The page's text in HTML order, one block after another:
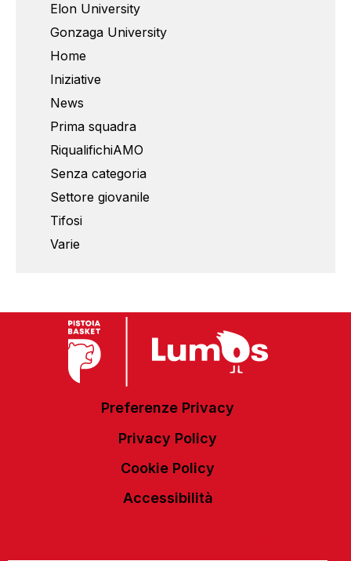
Elon University
Gonzaga University
Home
Iniziative
News
Prima squadra
RiqualifichiAMO
Senza categoria
Settore giovanile
Tifosi
Varie
Preferenze Privacy
Privacy Policy
Cookie Policy
Accessibilità